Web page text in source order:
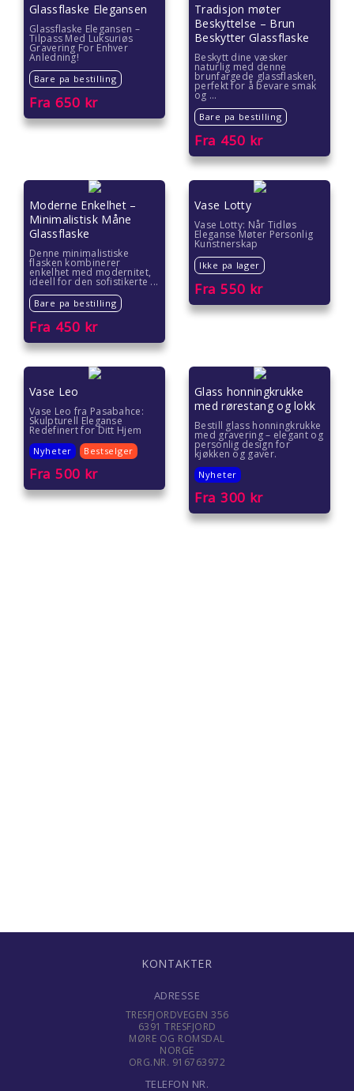
Glassflaske Elegansen
Glassflaske Elegansen –
Tilpass Med Luksuriøs
Gravering For Enhver
Anledning!
Bare pa bestilling
Fra 650 kr
Tradisjon møter
Beskyttelse – Brun
Beskytter Glassflaske
Beskytt dine væsker
naturlig med denne
brunfargede glassflasken,
perfekt for å bevare smak
og ...
Bare pa bestilling
Fra 450 kr
Moderne Enkelhet –
Minimalistisk Måne
Glassflaske
Denne minimalistiske
flasken kombinerer
enkelhet med modernitet,
ideell for den sofistikerte ...
Bare pa bestilling
Fra 450 kr
Vase Lotty
Vase Lotty: Når Tidløs
Eleganse Møter Personlig
Kunstnerskap
Ikke pa lager
Fra 550 kr
Vase Leo
Vase Leo fra Pasabahce:
Skulpturell Eleganse
Redefinert for Ditt Hjem
Nyheter Bestselger
Fra 500 kr
Glass honningkrukke
med rørestang og lokk
Bestill glass honningkrukke
med gravering – elegant og
personlig design for
kjøkken og gaver.
Nyheter
Fra 300 kr
KONTAKTER
ADRESSE
TRESFJORDVEGEN 356
6391 TRESFJORD
MØRE OG ROMSDAL
NORGE
ORG.NR. 916763972
TELEFON NR.